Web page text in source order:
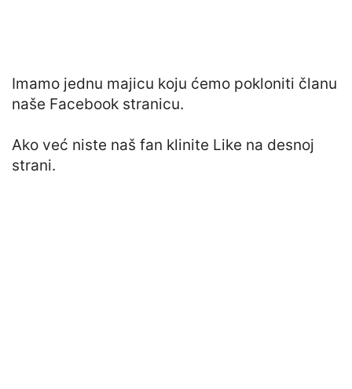
Imamo jednu majicu koju ćemo pokloniti članu
naše Facebook stranicu.
Ako već niste naš fan klinite Like na desnoj
strani.